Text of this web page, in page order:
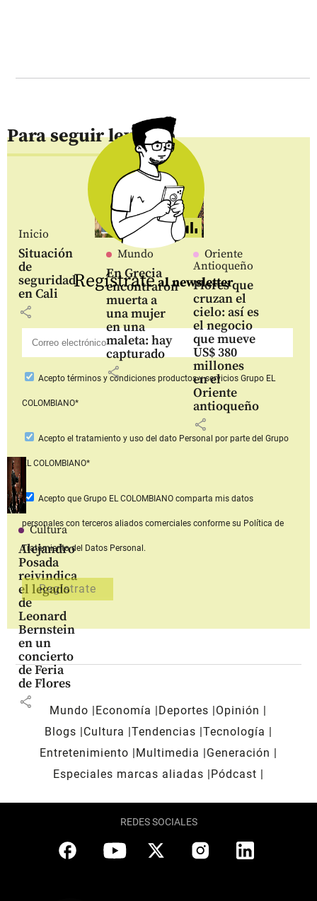
Para seguir leyendo
Inicio
Situación
de
seguridad
en Cali
share
Mundo
En Grecia
encontraron
muerta a
una mujer
en una
maleta: hay
capturado
share
Oriente
Antioqueño
Flores que
cruzan el
cielo: así es
el negocio
que mueve
US$ 380
millones
en el
Oriente
antioqueño
share
Cultura
Alejandro
Posada
reivindica
el legado
de
Leonard
Bernstein
en un
concierto
de Feria
de Flores
share
Regístrateal newsletter
Aceptotérminos y condiciones productos y serviciosGrupo EL
COLOMBIANO*
Acepto el tratamiento y uso del dato Personal por parte del Grupo
EL COLOMBIANO*
Acepto que Grupo EL COLOMBIANOcomparta mis datos
personales con terceros aliados comerciales conforme su Política de
Tratamiento del Datos Personal.
Mundo Economía Deportes
Opinión
Blogs
Cultura Tendencias Tecnología
Entretenimiento
Multimedia
Generación
Especiales marcas aliadas
Pódcast
REDES SOCIALES